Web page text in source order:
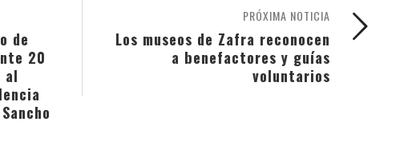
PRÓXIMA NOTICIA
Los museos de Zafra reconocen
a benefactores y guías
voluntarios
de
20
al